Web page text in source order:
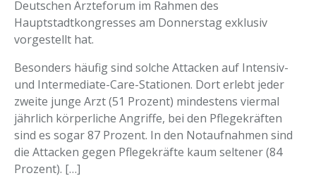
Deutschen Ärzteforum im Rahmen des
Hauptstadtkongresses am Donnerstag exklusiv
vorgestellt hat.
Besonders häufig sind solche Attacken auf Intensiv-
und Intermediate-Care-Stationen. Dort erlebt jeder
zweite junge Arzt (51 Prozent) mindestens viermal
jährlich körperliche Angriffe, bei den Pflegekräften
sind es sogar 87 Prozent. In den Notaufnahmen sind
die Attacken gegen Pflegekräfte kaum seltener (84
Prozent). […]